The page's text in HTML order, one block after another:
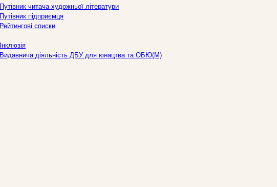
Путівник читача художньої літератури
Путівник підприємця
Рейтингові списки
Інклюзія
Видавнича діяльність ДБУ для юнацтва та ОБЮ(М)